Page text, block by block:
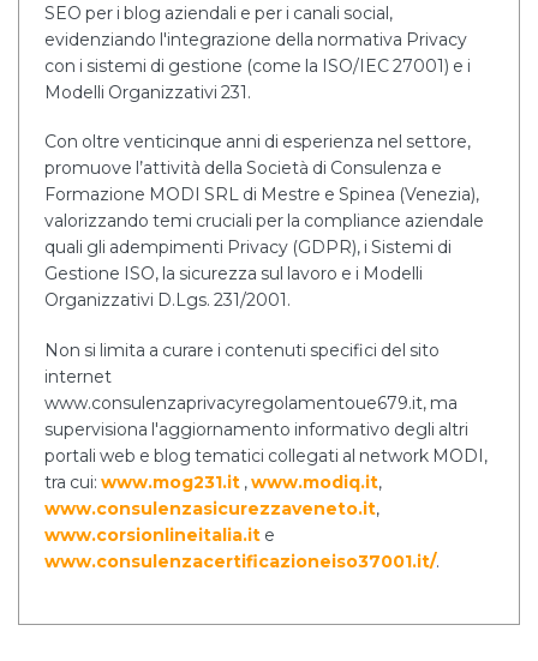
SEO per i blog aziendali e per i canali social,
evidenziando l'integrazione della normativa Privacy
con i sistemi di gestione (come la ISO/IEC 27001) e i
Modelli Organizzativi 231.
Con oltre venticinque anni di esperienza nel settore,
promuove l’attività della Società di Consulenza e
Formazione MODI SRL di Mestre e Spinea (Venezia),
valorizzando temi cruciali per la compliance aziendale
quali gli adempimenti Privacy (GDPR), i Sistemi di
Gestione ISO, la sicurezza sul lavoro e i Modelli
Organizzativi D.Lgs. 231/2001.
Non si limita a curare i contenuti specifici del sito
internet
www.consulenzaprivacyregolamentoue679.it, ma
supervisiona l'aggiornamento informativo degli altri
portali web e blog tematici collegati al network MODI,
tra cui: www.mog231.it ,www.modiq.it,
www.consulenzasicurezzaveneto.it,
www.corsionlineitalia.it e
www.consulenzacertificazioneiso37001.it/.